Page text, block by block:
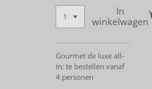
In
winkelwagen
Gourmet de luxe all-
in: te bestellen vanaf
4 personen